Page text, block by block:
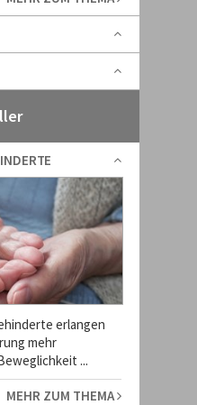
erlangen
mehr
...
MEHR ZUM THEMA